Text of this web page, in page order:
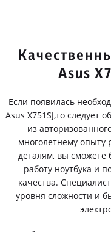
Asus
Если появилась
Asus X751SJ,то следует
из
многолетнему опыту
деталям, вы сможете
работу ноутбука и
качества.
уровня сложности и